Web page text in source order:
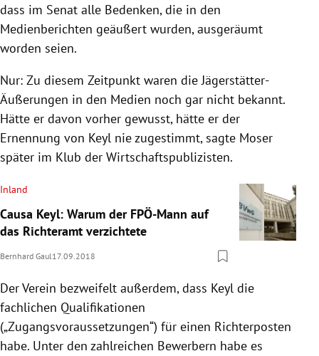
dass im Senat alle Bedenken, die in den
Medienberichten geäußert wurden, ausgeräumt
worden seien.
Nur: Zu diesem Zeitpunkt waren die Jägerstätter-
Äußerungen in den Medien noch gar nicht bekannt.
Hätte er davon vorher gewusst, hätte er der
Ernennung von Keyl nie zugestimmt, sagte Moser
später im Klub der Wirtschaftspublizisten.
Inland
Causa Keyl: Warum der FPÖ-Mann auf
das Richteramt verzichtete
Bernhard Gaul17.09.2018
Der Verein bezweifelt außerdem, dass Keyl die
fachlichen Qualifikationen
(„Zugangsvoraussetzungen“) für einen Richterposten
habe. Unter den zahlreichen Bewerbern habe es